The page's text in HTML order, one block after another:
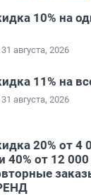
10% на
августа, 2026
11% на
августа, 2026
20% от 4
40% от 12